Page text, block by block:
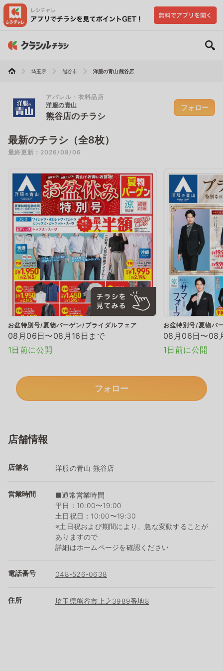
埼玉県 熊谷市 洋服の青山 熊谷店
アパレル・衣料品店
洋服の青山
熊谷店のチラシ
フォロー
最新のチラシ（全8枚）
最終更新：2026/08/06
お盆特別号/夏物バーゲン/ブライダルフェア
08月06日〜08月16日まで
1日前に公開
お盆特別号/夏物バ
08月06日〜08
1日前に公開
フォロー
店舗情報
店舗名 洋服の青山 熊谷店
営業時間
■通常営業時間
平日：10:00〜19:00
土日祝日：10:00〜19:30
※土日祝および期間により、急な変動することが
ありますので
詳細はホームページを確認ください
電話番号 048-526-0638
住所 埼玉県熊谷市上之3989番地8